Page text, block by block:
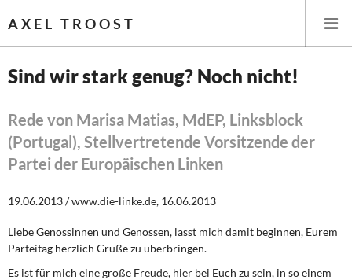
AXEL TROOST
Themen
Steuer- und Finanzpolitik
Sind wir stark genug? Noch nicht!
Rede von Marisa Matias, MdEP, Linksblock
(Portugal), Stellvertretende Vorsitzende der
Partei der Europäischen Linken
19.06.2013 / www.die-linke.de, 16.06.2013
Liebe Genossinnen und Genossen, lasst mich damit beginnen, Eurem
Parteitag herzlich Grüße zu überbringen.
Es ist für mich eine große Freude, hier bei Euch zu sein, in so einem